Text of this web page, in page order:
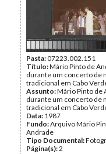
Pasta:07223.002.151
Título:Mário Pinto de
durante um concerto de
tradicional em Cabo
Assunto:Mário Pinto de
durante um concerto de
tradicional em Cabo
Data: 1987
Fundo:Arquivo Mário
Andrade
Tipo Documental:
Página(s):2